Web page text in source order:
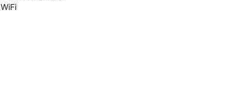
WiFi